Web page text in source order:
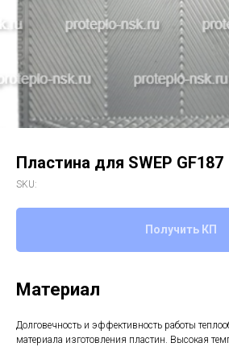
Пластина для SWEP GF187
SKU:
Получить КП
Материал
Долговечность и эффективность работы
материала изготовления пластин. Высокая